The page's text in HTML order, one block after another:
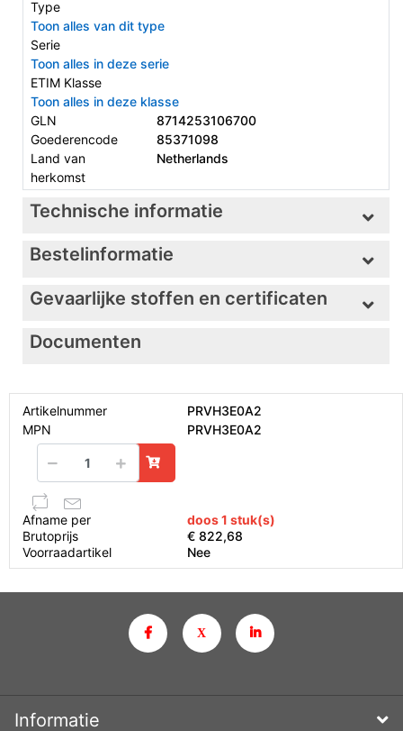
Type
Toon alles van dit type
Serie
Toon alles in deze serie
ETIM Klasse
Toon alles in deze klasse
GLN
8714253106700
Goederencode
85371098
Land van
herkomst
Netherlands
Technische informatie
Bestelinformatie
Gevaarlijke stoffen en certificaten
Documenten
Artikelnummer
PRVH3E0A2
MPN
PRVH3E0A2
Afname per
doos 1 stuk(s)
Brutoprijs
€ 822,68
Voorraadartikel
Nee
Informatie